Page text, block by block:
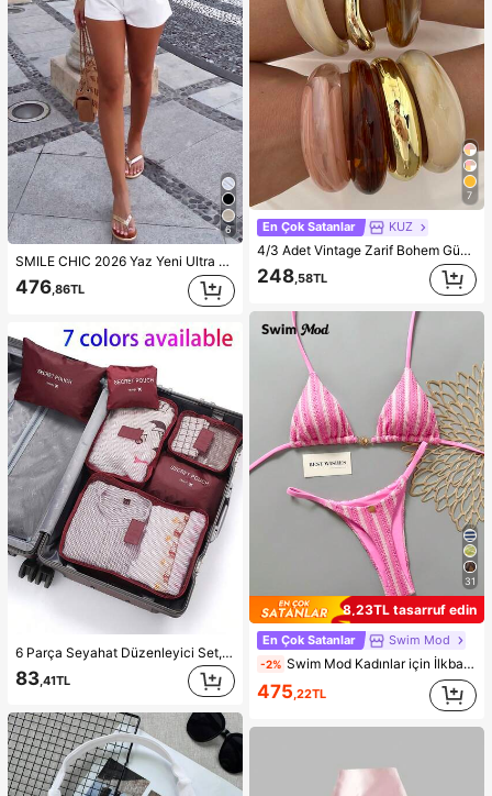
6
SMILE CHIC 2026 Yaz Yeni Ultra Düşük Bel Zarif Moda Düz Renk Şort (Kemer Dahil Değil) Beyaz, Y2K Estetiği
476,86TL
6 Parça Seyahat Düzenleyici Set, Seyahat Gereçleri, Seyahat Aksesuarları Çantası, Seyahat Çantası, İş Seyahati Çantası, Tatil Seyahati Çantası, Taşınabilir, Hafif, Yer Tasarrufu Sağlayan
83 ,41TL
7
En Çok Satanlar KUZ
4/3 Adet Vintage Zarif Bohem Günlük Stil Kadın Çok Renkli Akrilik ve CCB Açık Bilezikler, Günlük Kullanım, Partiler, Toplantılar, Yaz Plaj Tatilleri, Seyahat ve Tatil Hediyeleri İçin Uygun
248,58TL
31
8,23TL tasarruf edin
En Çok Satanlar Swim Mod
-2% Swim Mod Kadınlar için İlkbahar/Yaz Yeni Özel Kumaş Metal Detaylı V Yaka Askılı Sırtı Açık Üçgen Bikini Üstü ve Altı 2 Parça Mayo Takımı İki Parça Set Pembe Bikini Çizgili Bikini
475,22TL